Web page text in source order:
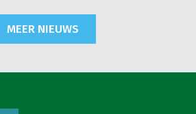
MEER NIEUWS